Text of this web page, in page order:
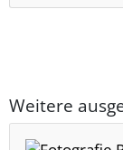
Weitere